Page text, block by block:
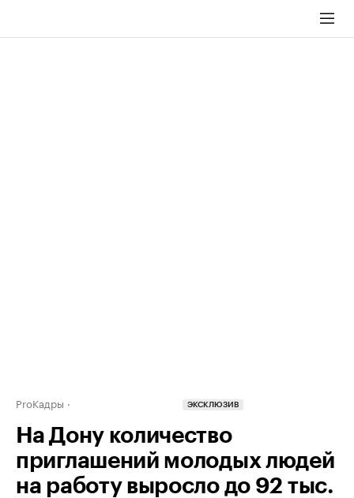
ProКадры ЭКСКЛЮЗИВ
На Дону количество
приглашений молодых людей
на работу выросло до 92 тыс.